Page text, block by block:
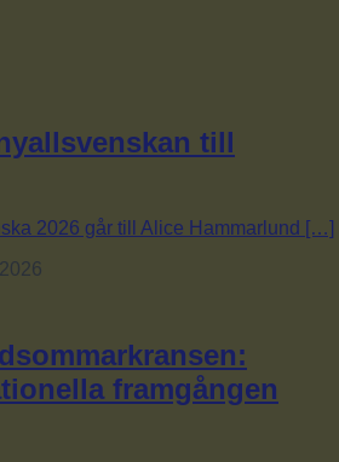
till
2026 går till Alice Hammarlund […]
framgången